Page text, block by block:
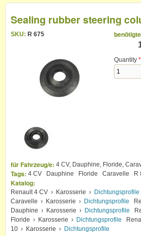
Sealing rubber steering
SKU: R 675
Quantity *
für Fahrzeug/e: 4 CV, Dauphine, Floride,
Tags: 4 CV Dauphine Floride Caravelle R
Katalog:
Renault 4 CV › Karosserie › Dichtungsprofile
Caravelle › Karosserie › Dichtungsprofile
Dauphine › Karosserie › Dichtungsprofile
Floride › Karosserie › Dichtungsprofile
10 › Karosserie › Dichtungsprofile